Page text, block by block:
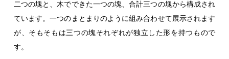
二つの塊と、木でできた一つの塊、合計三つの塊から構成され
ています。一つのまとまりのように組み合わせて展示されます
が、そもそもは三つの塊それぞれが独立した形を持つもので
す。